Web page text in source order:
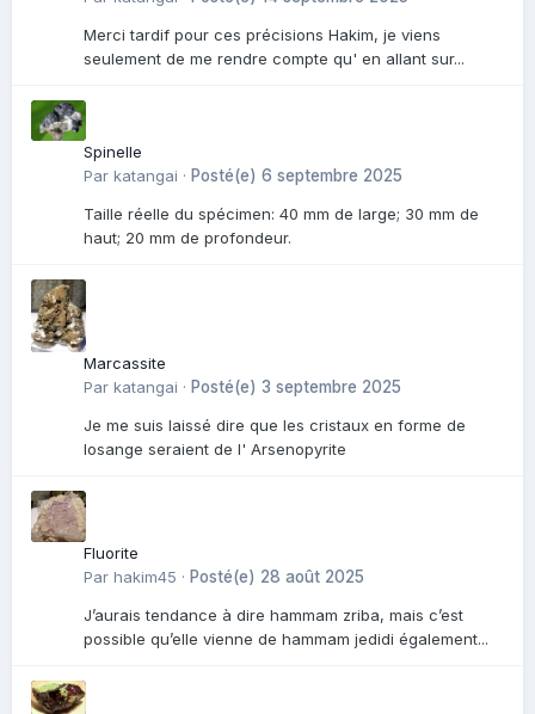
Merci tardif pour ces précisions Hakim, je viens
seulement de me rendre compte qu' en allant sur...
Spinelle
Par katangai · Posté(e) 6 septembre 2025
Taille réelle du spécimen: 40 mm de large; 30 mm de
haut; 20 mm de profondeur.
Marcassite
Par katangai · Posté(e) 3 septembre 2025
Je me suis laissé dire que les cristaux en forme de
losange seraient de l' Arsenopyrite
Fluorite
Par hakim45 · Posté(e) 28 août 2025
J’aurais tendance à dire hammam zriba, mais c’est
possible qu’elle vienne de hammam jedidi également...